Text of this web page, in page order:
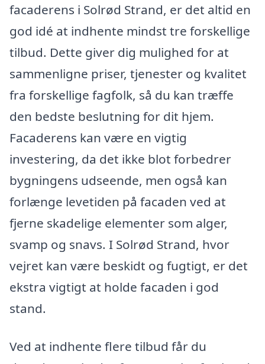
facaderens i Solrød Strand, er det altid en
god idé at indhente mindst tre forskellige
tilbud. Dette giver dig mulighed for at
sammenligne priser, tjenester og kvalitet
fra forskellige fagfolk, så du kan træffe
den bedste beslutning for dit hjem.
Facaderens kan være en vigtig
investering, da det ikke blot forbedrer
bygningens udseende, men også kan
forlænge levetiden på facaden ved at
fjerne skadelige elementer som alger,
svamp og snavs. I Solrød Strand, hvor
vejret kan være beskidt og fugtigt, er det
ekstra vigtigt at holde facaden i god
stand.
Ved at indhente flere tilbud får du